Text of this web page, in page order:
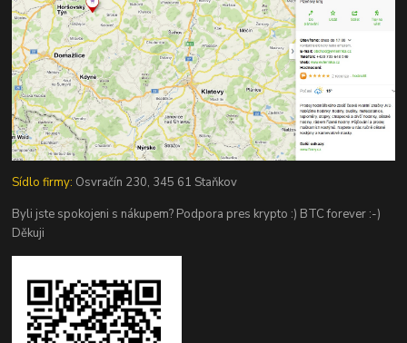
Sídlo firmy: Osvračín 230, 345 61 Staňkov
Byli jste spokojeni s nákupem? Podpora pres krypto :) BTC forever :-)
Děkuji